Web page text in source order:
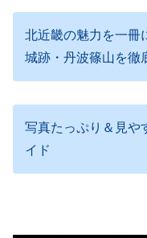
北近畿の魅力を一冊
城跡・丹波篠山を徹
写真たっぷり＆見や
イド